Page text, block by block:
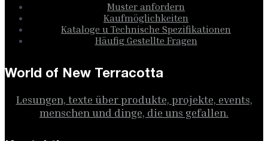
Muster anfordern
Kaufmöglichkeiten
Kataloge u Technische Spezifikationen
Häufig Gestellte Fragen
World of New Terracotta
Lesungen, texte über produkte, projekte, events,
menschen und dinge, die uns gefallen.